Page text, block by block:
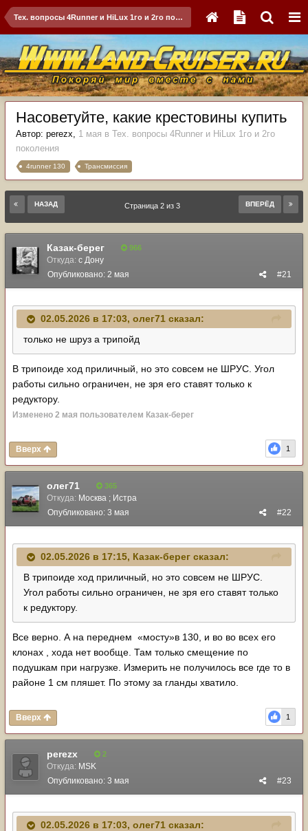
Тех. вопросы 4Runner и HiLux 1го и 2го поколения
Насоветуйте, какие крестовины купить
Автор: perezx, 1 мая в Тех. вопросы 4Runner и HiLux 1го и 2го
поколения
4runner 130 Трансмиссия
НАЗАД ВПЕРЁД
Страница 2 из 3
Казак-берег 966
Откуда: с Дону
#21
Опубликовано: 2 мая
02.05.2026 в 17:03, олег71 сказал:
только не шруз а трипойд
В трипоиде ход приличный, но это совсем не ШРУС. Угол
работы сильно ограничен, не зря его ставят только к
редуктору.
Изменено 2 мая пользователем Казак-берег
1
Вверх
олег71 365
Откуда: Москва ; Истра
#22
Опубликовано: 3 мая
02.05.2026 в 17:15, Казак-берег сказал:
В трипоиде ход приличный, но это совсем не ШРУС.
Угол работы сильно ограничен, не зря его ставят только
к редуктору.
Все верно. А на переднем «мосту»в 130, и во во всех его
клонах , хода нет вообще. Там только смещение по
подушкам при нагрузке. Измерить не получилось все где то в
районе 1 см пляшет. По этому за гланды хватило.
1
Вверх
perezx 2
Откуда: MSK
#23
Опубликовано: 3 мая
02.05.2026 в 17:03, олег71 сказал: